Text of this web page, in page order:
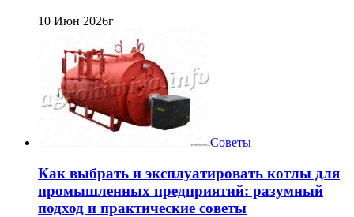
10 Июн 2026г
Советы
Как выбрать и эксплуатировать котлы для
промышленных предприятий: разумный
подход и практические советы